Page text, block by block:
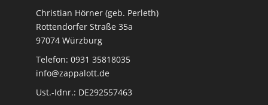
Christian Hörner (geb. Perleth)
Rottendorfer Straße 35a
97074 Würzburg
Telefon: 0931 35818035
info@zappalott.de
Ust.-Idnr.: DE292557463